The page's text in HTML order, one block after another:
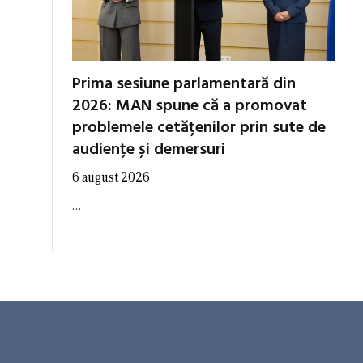
Prima sesiune parlamentară din
2026: MAN spune că a promovat
problemele cetățenilor prin sute de
audiențe și demersuri
6 august 2026
…